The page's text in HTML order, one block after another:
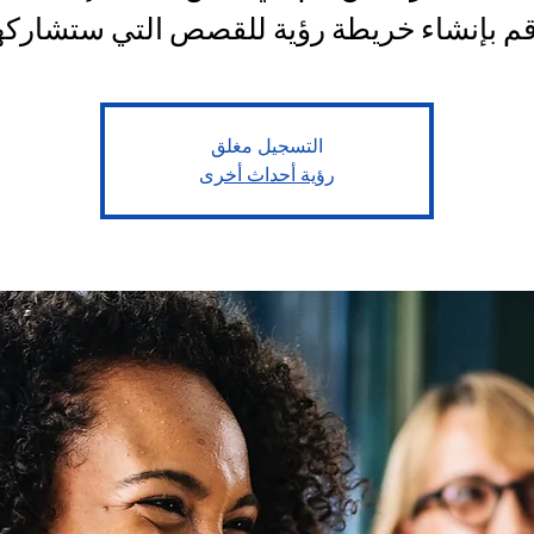
بإنشاء خريطة رؤية للقصص التي
التسجيل مغلق
رؤية أحداث أخرى